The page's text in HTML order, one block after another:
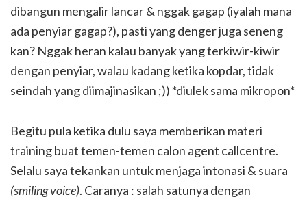
dibangun mengalir lancar & nggak gagap (iyalah mana
ada penyiar gagap?), pasti yang denger juga seneng
kan? Nggak heran kalau banyak yang terkiwir-kiwir
dengan penyiar, walau kadang ketika kopdar, tidak
seindah yang diimajinasikan ;)) *diulek sama mikropon*
Begitu pula ketika dulu saya memberikan materi
training buat temen-temen calon agent callcentre.
Selalu saya tekankan untuk menjaga intonasi & suara
(smiling voice). Caranya : salah satunya dengan